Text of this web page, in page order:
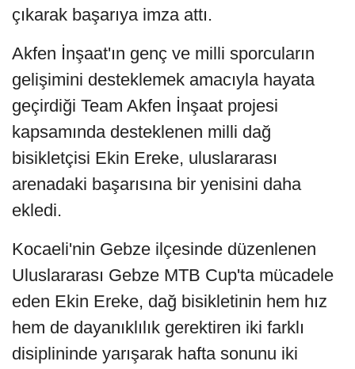
çıkarak başarıya imza attı.
Akfen İnşaat'ın genç ve milli sporcuların
gelişimini desteklemek amacıyla hayata
geçirdiği Team Akfen İnşaat projesi
kapsamında desteklenen milli dağ
bisikletçisi Ekin Ereke, uluslararası
arenadaki başarısına bir yenisini daha
ekledi.
Kocaeli'nin Gebze ilçesinde düzenlenen
Uluslararası Gebze MTB Cup'ta mücadele
eden Ekin Ereke, dağ bisikletinin hem hız
hem de dayanıklılık gerektiren iki farklı
disiplininde yarışarak hafta sonunu iki